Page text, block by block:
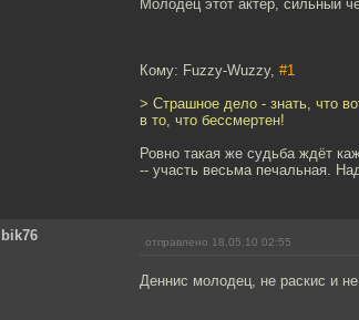
Молодец этот актёр, сильный
Кому: Fuzzy-Wuzzy, #1
> Страшное дело - знать, что
в то, что бессмертен!
Ровно такая же судьба ждёт
-- участь весьма печальная.
bik76 отправлено 18.05.10 02:55
Деннис молодец, не раскис и